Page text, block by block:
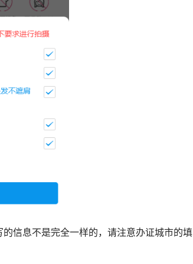
信息不是完全一样的，请注意办证城市的填